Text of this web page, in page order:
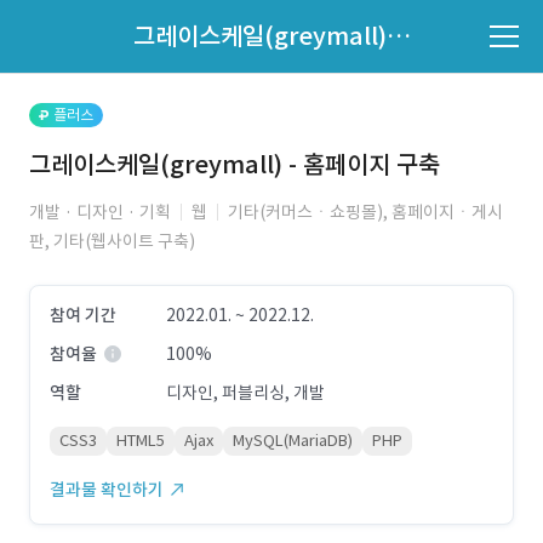
그레이스케일(greymall) - 홈페이지 구축
지원자 목록 바로가기
플러스
그레이스케일(greymall) - 홈페이지 구축
개발 · 디자인 · 기획 웹
기타(커머스ㆍ쇼핑몰), 홈페이지ㆍ게시
판, 기타(웹사이트 구축)
참여 기간
2022.01. ~ 2022.12.
참여율
100%
역할
디자인, 퍼블리싱, 개발
CSS3 HTML5 Ajax MySQL(MariaDB) PHP
결과물 확인하기